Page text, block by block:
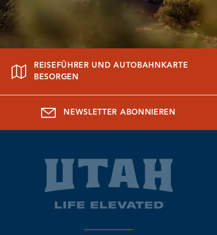
REISEFÜHRER UND AUTOBAHNKARTE
BESORGEN
NEWSLETTER ABONNIEREN